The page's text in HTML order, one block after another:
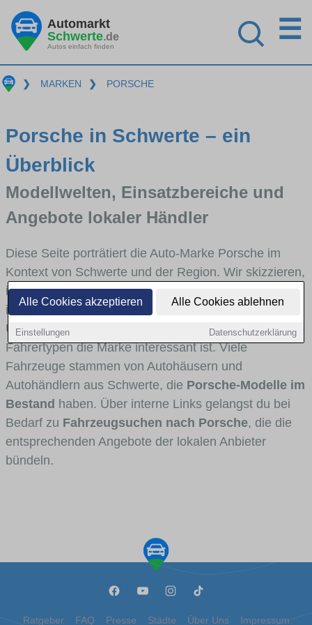
Alle Cookies akzeptieren Alle Cookies ablehnen
Einstellungen Datenschutzerklärung
Automarkt
Schwerte.de
Autos einfach finden
☰
❯ MARKEN ❯ PORSCHE
Porsche in Schwerte – ein
Überblick
Modellwelten, Einsatzbereiche und
Angebote lokaler Händler
Diese Seite porträtiert die Auto-Marke Porsche im
Kontext von Schwerte und der Region. Wir skizzieren,
in welchen Fahrzeugklassen Porsche stark vertreten
ist, welche Modellreihen häufig im Stadt- und
Umlandverkehr zu sehen sind und für welche
Fahrertypen die Marke interessant ist. Viele
Fahrzeuge stammen von Autohäusern und
Autohändlern aus Schwerte, die Porsche-Modelle im
Bestand haben. Über interne Links gelangst du bei
Bedarf zu Fahrzeugsuchen nach Porsche, die die
entsprechenden Angebote der lokalen Anbieter
bündeln.
Ratgeber FAQ Presse Städte Über Uns Impressum